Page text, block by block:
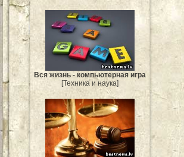
Вся жизнь - компьютерная игра
[Техника и наука]